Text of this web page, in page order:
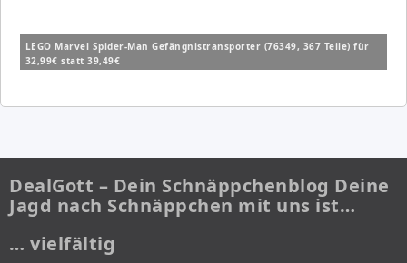
LEGO Marvel Spider-Man Gefängnistransporter (76349, 367 Teile) für
32,99€ statt 39,49€
DealGott – Dein Schnäppchenblog Deine
Jagd nach Schnäppchen mit uns ist…
… vielfältig